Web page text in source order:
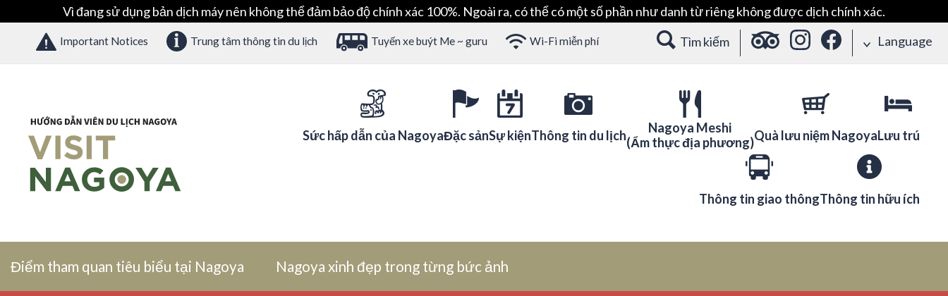
Vì đang sử dụng bản dịch máy nên không thể đảm bảo độ chính xác 100%. Ngoài ra, có thể có một số phần như danh từ riêng không được dịch chính xác.
Important Notices Trung tâm thông tin du lịch Tuyến xe buýt Me ~ guru Wi-Fi miễn phí Tìm kiếm Language
Sức hấp dẫn của NagoyaĐặc sảnSự kiệnThông tin du lịch
Nagoya Meshi
(Ẩm thực địa phương)Quà lưu niệm NagoyaLưu trú
Thông tin giao thôngThông tin hữu ích
Điểm tham quan tiêu biểu tại Nagoya Nagoya xinh đẹp trong từng bức ảnh